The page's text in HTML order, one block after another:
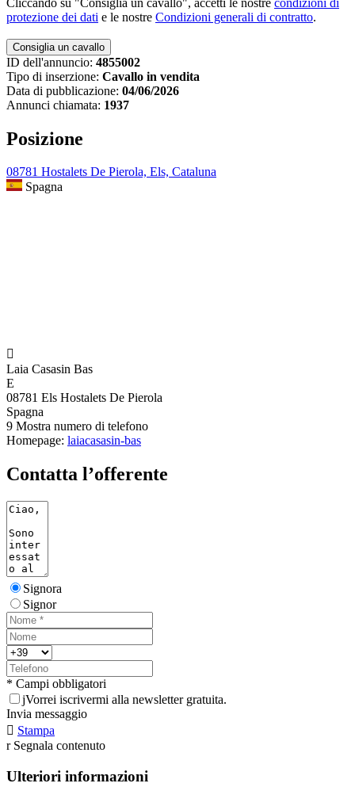
protezione dei dati e le nostre Condizioni generali di contratto.
ID dell'annuncio: 4855002
Tipo di inserzione: Cavallo in vendita
Data di pubblicazione: 04/06/2026
Annunci chiamata: 1937
Posizione
08781 Hostalets De Pierola, Els, Cataluna
Spagna

Laia Casasin Bas
E
08781 Els Hostalets De Pierola
Spagna
9 Mostra numero di telefono
Homepage: laiacasasin-bas
Contatta l’offerente
Signora
Signor
* Campi obbligatori
jVorrei iscrivermi alla newsletter gratuita.
Invia messaggio
 Stampa
r Segnala contenuto
Ulteriori informazioni